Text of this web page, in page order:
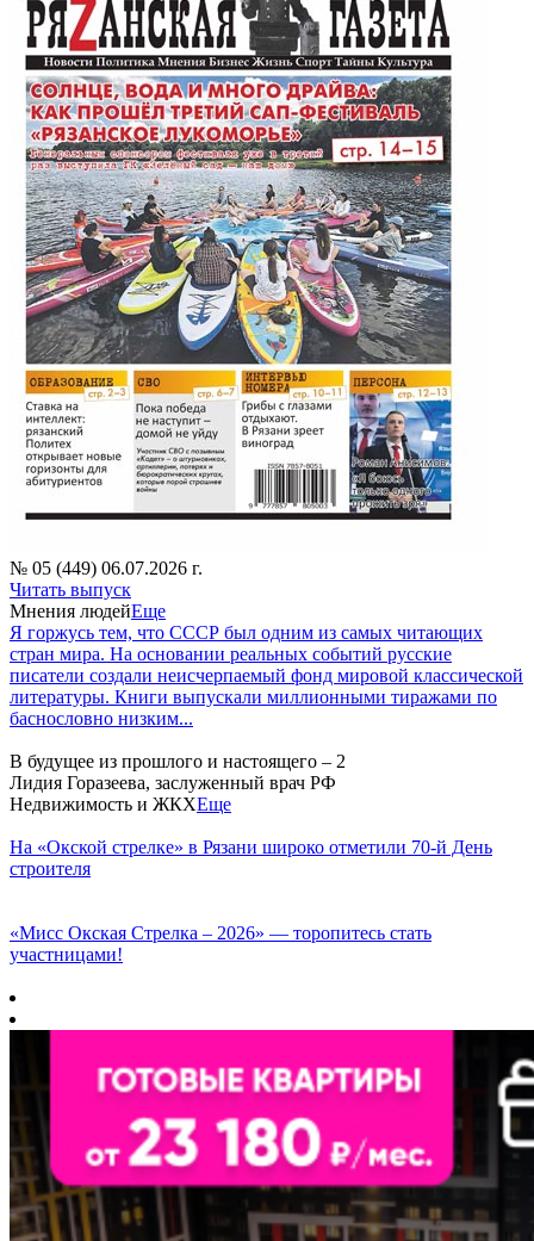
№ 05 (449) 06.07.2026 г.
Читать выпуск
Мнения людейЕще
Я горжусь тем, что СССР был одним из самых читающих
стран мира. На основании реальных событий русские
писатели создали неисчерпаемый фонд мировой классической
литературы. Книги выпускали миллионными тиражами по
баснословно низким...
В будущее из прошлого и настоящего – 2
Лидия Горазеева, заслуженный врач РФ
Недвижимость и ЖКХЕще
На «Окской стрелке» в Рязани широко отметили 70-й День
строителя
«Мисс Окская Стрелка – 2026» — торопитесь стать
участницами!